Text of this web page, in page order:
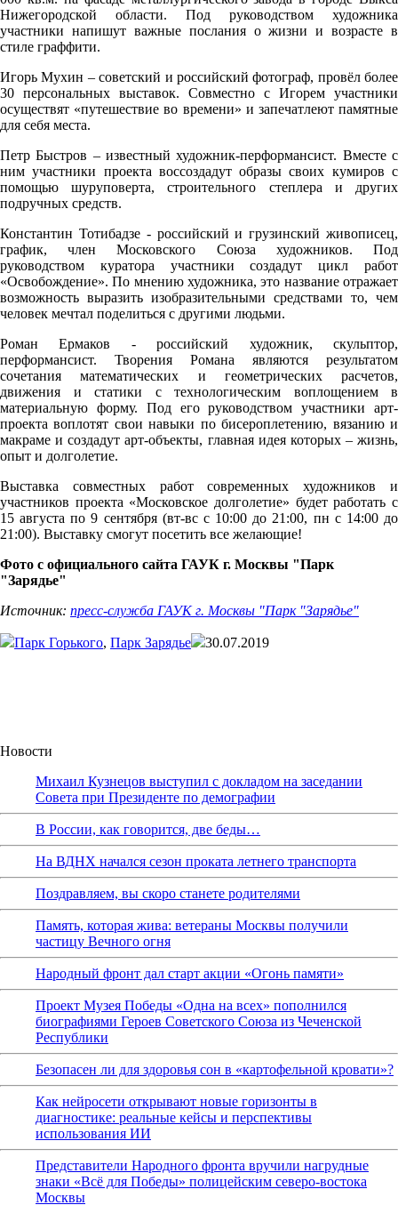
Нижегородской области. Под руководством художника
участники напишут важные послания о жизни и возрасте в
стиле граффити.
Игорь Мухин – советский и российский фотограф, провёл более
30 персональных выставок. Совместно с Игорем участники
осуществят «путешествие во времени» и запечатлеют памятные
для себя места.
Петр Быстров – известный художник-перформансист. Вместе с
ним участники проекта воссоздадут образы своих кумиров с
помощью шуруповерта, строительного степлера и других
подручных средств.
Константин Тотибадзе - российский и грузинский живописец,
график, член Московского Союза художников. Под
руководством куратора участники создадут цикл работ
«Освобождение». По мнению художника, это название отражает
возможность выразить изобразительными средствами то, чем
человек мечтал поделиться с другими людьми.
Роман Ермаков - российский художник, скульптор,
перформансист. Творения Романа являются результатом
сочетания математических и геометрических расчетов,
движения и статики с технологическим воплощением в
материальную форму. Под его руководством участники арт-
проекта воплотят свои навыки по бисероплетению, вязанию и
макраме и создадут арт-объекты, главная идея которых – жизнь,
опыт и долголетие.
Выставка совместных работ современных художников и
участников проекта «Московское долголетие» будет работать с
15 августа по 9 сентября (вт-вс с 10:00 до 21:00, пн с 14:00 до
21:00). Выставку смогут посетить все желающие!
Фото с официального сайта ГАУК г. Москвы "Парк
"Зарядье"
Источник: пресс-служба ГАУК г. Москвы "Парк "Зарядье"
Парк Горького, Парк Зарядье 30.07.2019
Новости
Михаил Кузнецов выступил с докладом на заседании
Совета при Президенте по демографии
В России, как говорится, две беды…
На ВДНХ начался сезон проката летнего транспорта
Поздравляем, вы скоро станете родителями
Память, которая жива: ветераны Москвы получили
частицу Вечного огня
Народный фронт дал старт акции «Огонь памяти»
Проект Музея Победы «Одна на всех» пополнился
биографиями Героев Советского Союза из Чеченской
Республики
Безопасен ли для здоровья сон в «картофельной кровати»?
Как нейросети открывают новые горизонты в
диагностике: реальные кейсы и перспективы
использования ИИ
Представители Народного фронта вручили нагрудные
знаки «Всё для Победы» полицейским северо-востока
Москвы